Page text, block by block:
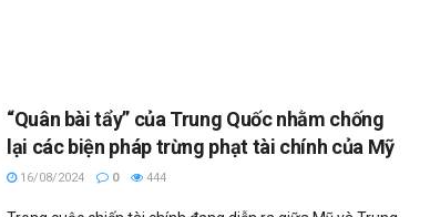
“Quân bài tẩy” của Trung Quốc nhằm chống
lại các biện pháp trừng phạt tài chính của Mỹ
16/08/2024 0 444